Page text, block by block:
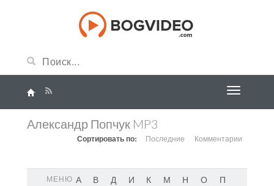
Александр Попчук MP3
Сортировать по: Последние Комментарии
МЕНЮ А В Д И К М Н О
П